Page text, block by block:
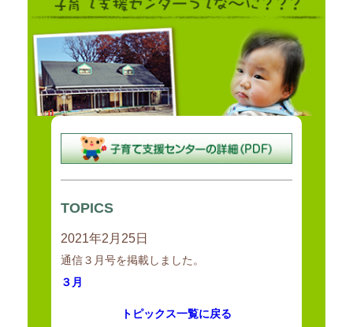
地域全体で子育てを支援する基盤の形成を図るため、子育て家庭の支
援活動の企画、調整、
実施を担当する職員を配置し、子育て家庭等に対する育児不安等につ
子育てサークル等への支援、地域の保育需要に応じた特別保育事業等
の積極的な
実施・普及促進及びベビーシッターなどの地域の保育資源の情報提供
並びに家庭的保育を行う者への支援などを実施することにより、
TOPICS
2021年2月25日
通信３月号を掲載しました。
３月
トピックス一覧に戻る